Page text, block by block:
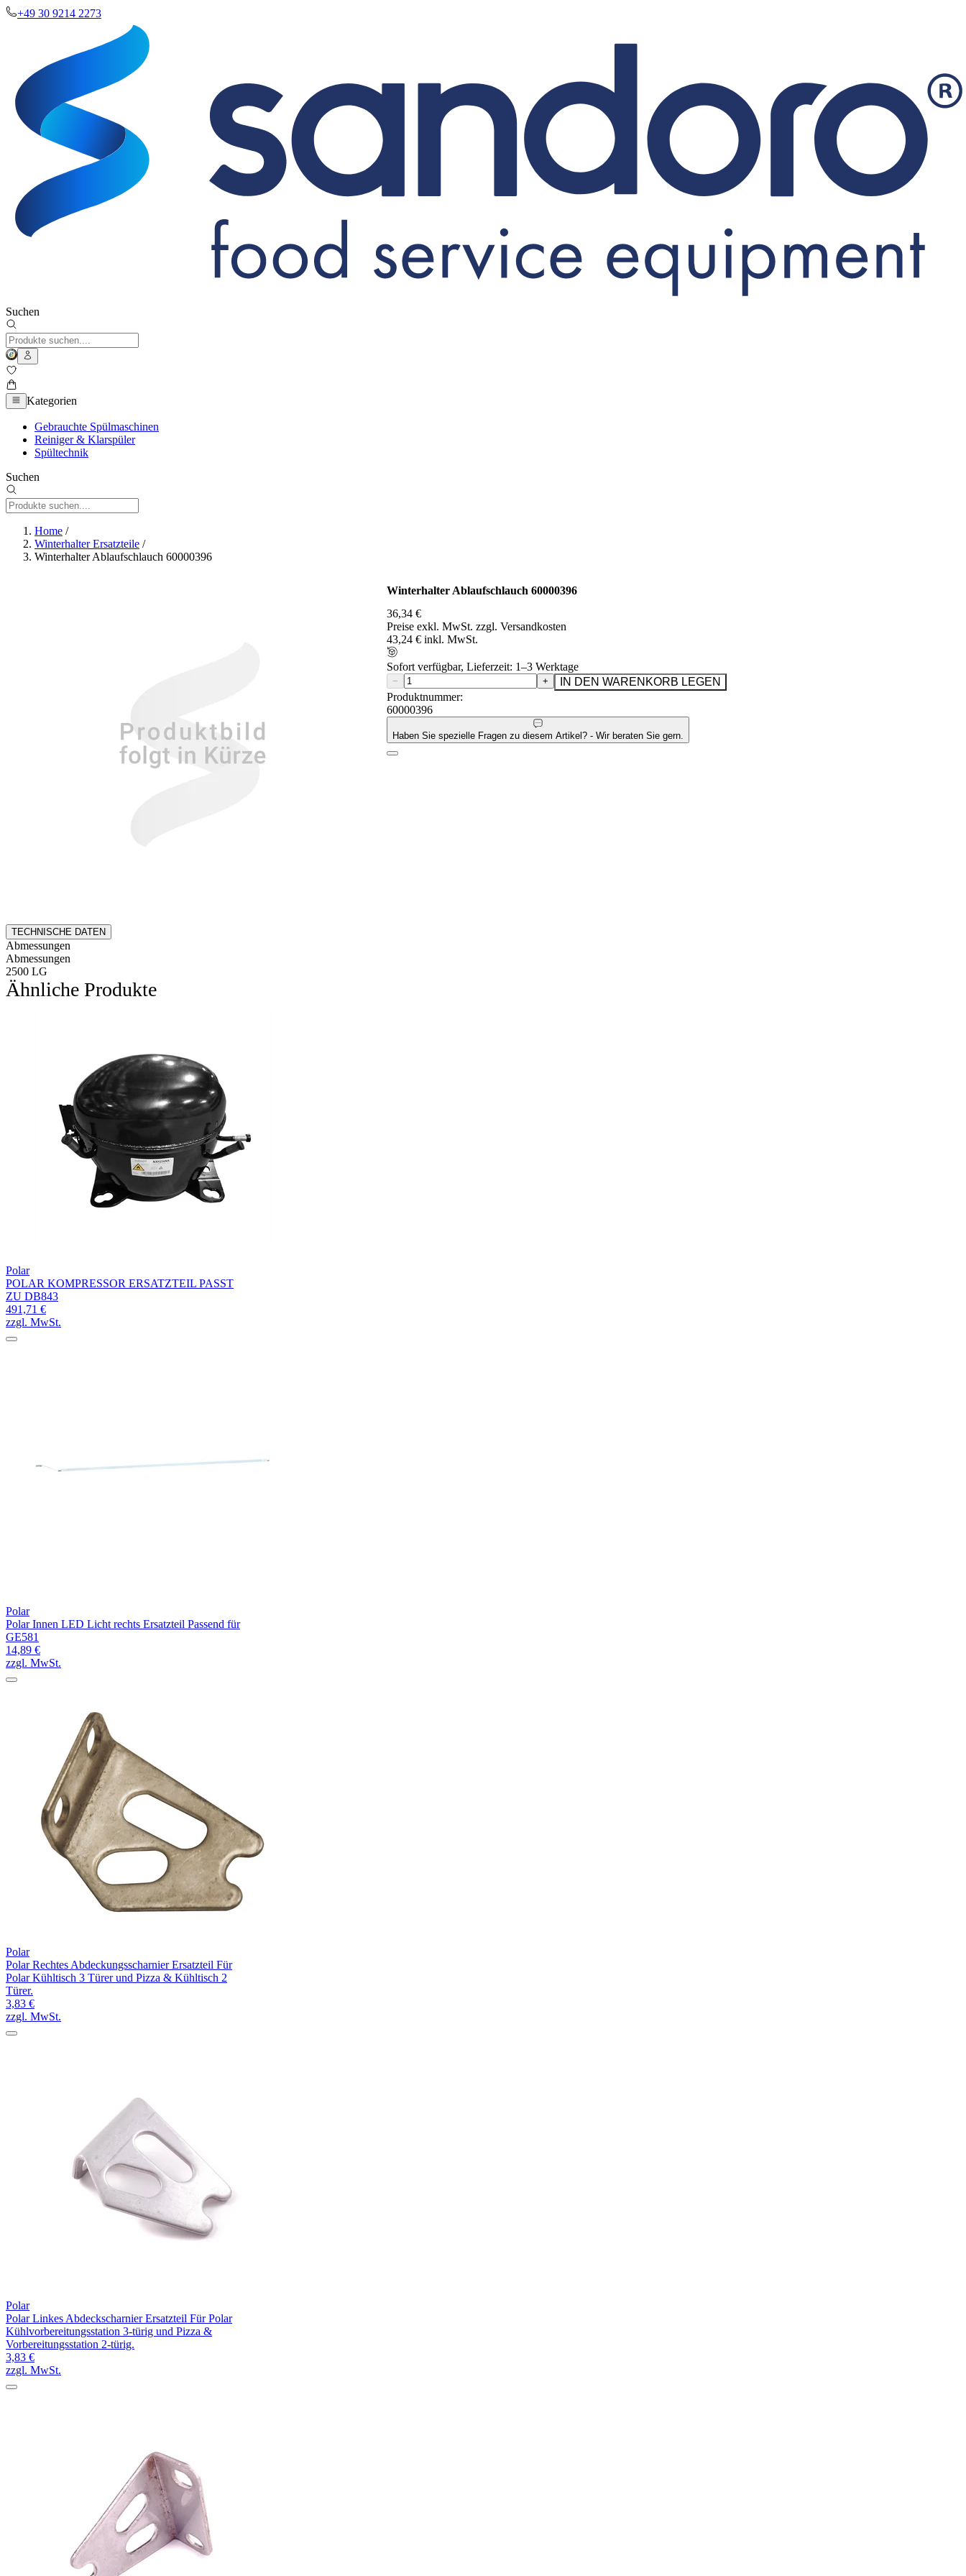
+49 30 9214 2273
Suchen
Kategorien
Gebrauchte Spülmaschinen
Reiniger & Klarspüler
Spültechnik
Suchen
Home /
Winterhalter Ersatzteile /
Winterhalter Ablaufschlauch 60000396
Winterhalter Ablaufschlauch 60000396
36,34 €
Preise exkl. MwSt. zzgl. Versandkosten
43,24 € inkl. MwSt.
Sofort verfügbar, Lieferzeit: 1–3 Werktage
− +
IN DEN WARENKORB LEGEN
Produktnummer:
60000396
Haben Sie spezielle Fragen zu diesem Artikel? - Wir beraten Sie gern.
TECHNISCHE DATEN
Abmessungen
Abmessungen
2500 LG
Ähnliche Produkte
Polar
POLAR KOMPRESSOR ERSATZTEIL PASST
ZU DB843
491,71 €
zzgl. MwSt.
Polar
Polar Innen LED Licht rechts Ersatzteil Passend für
GE581
14,89 €
zzgl. MwSt.
Polar
Polar Rechtes Abdeckungsscharnier Ersatzteil Für
Polar Kühltisch 3 Türer und Pizza & Kühltisch 2
Türer.
3,83 €
zzgl. MwSt.
Polar
Polar Linkes Abdeckscharnier Ersatzteil Für Polar
Kühlvorbereitungsstation 3-türig und Pizza &
Vorbereitungsstation 2-türig.
3,83 €
zzgl. MwSt.